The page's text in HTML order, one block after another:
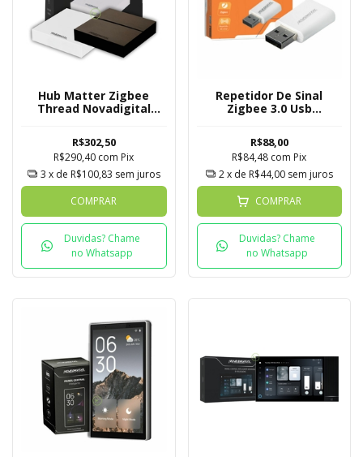
Hub Matter Zigbee
Thread Novadigital
R$302,50
R$290,40 com Pix
3 x de R$100,83 sem juros
COMPRAR
Duvidas? Chame
no Whatsapp
Repetidor De Sinal
Zigbee 3.0 Usb
R$88,00
R$84,48 com Pix
2x de R$44,00 sem juros
COMPRAR
Duvidas? Chame
no Whatsapp